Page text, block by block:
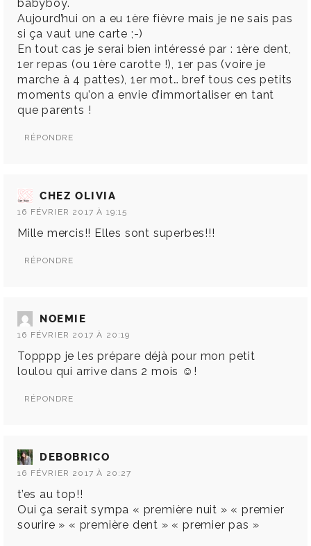
babyboy.
Aujourd’hui on a eu 1ère fièvre mais je ne sais pas
si ça vaut une carte ;-)
En tout cas je serai bien intéressé par : 1ère dent,
1er repas (ou 1ère carotte !), 1er pas (voire je
marche à 4 pattes), 1er mot… bref tous ces petits
moments qu’on a envie d’immortaliser en tant
que parents !
RÉPONDRE
CHEZ OLIVIA
16 FÉVRIER 2017 À 19:15
Mille mercis!! Elles sont superbes!!!
RÉPONDRE
NOEMIE
16 FÉVRIER 2017 À 20:19
Topppp je les prépare déjà pour mon petit
loulou qui arrive dans 2 mois ☺!
RÉPONDRE
DEBOBRICO
16 FÉVRIER 2017 À 20:27
t’es au top!!
Oui ça serait sympa « première nuit » « premier
sourire » « première dent » « premier pas »